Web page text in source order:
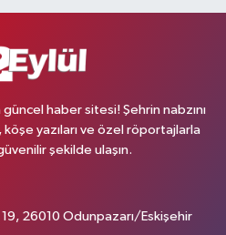
güncel haber sitesi! Şehrin nabzını
yazıları ve özel röportajlarla
şekilde ulaşın.
26010 Odunpazarı/Eskişehir